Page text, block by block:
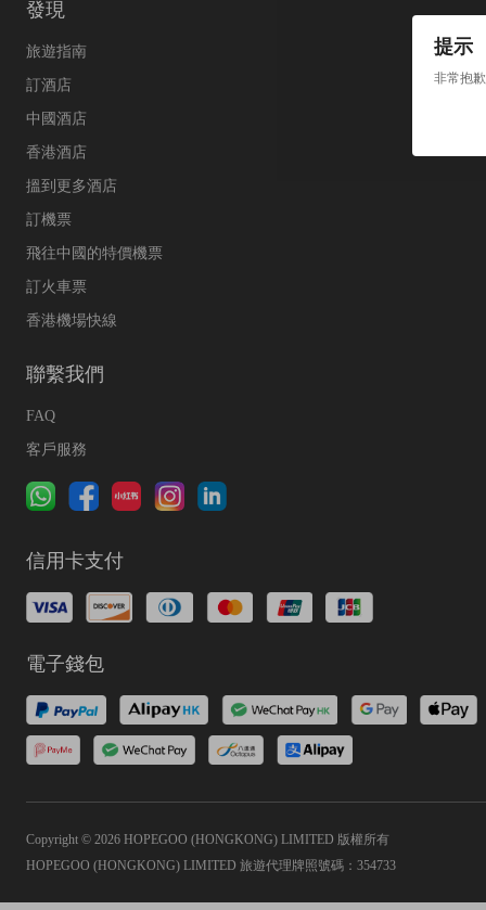
提示
非常抱
發現
旅遊指南
訂酒店
中國酒店
香港酒店
搵到更多酒店
訂機票
飛往中國的特價機票
訂火車票
香港機場快線
聯繫我們
FAQ
客戶服務
信用卡支付
電子錢包
Copyright © 2026 HOPEGOO (HONGKONG) LIMITED 版權所有
HOPEGOO (HONGKONG) LIMITED 旅遊代理牌照號碼：354733